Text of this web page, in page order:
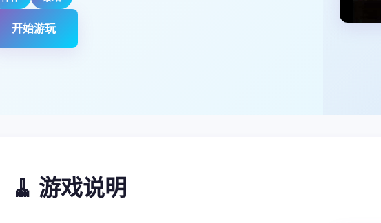
开始游玩
🧹 游戏说明